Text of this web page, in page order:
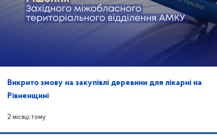
Викрито змову на закупівлі деревини для лікарні на
Рівненщині
2 місяці тому